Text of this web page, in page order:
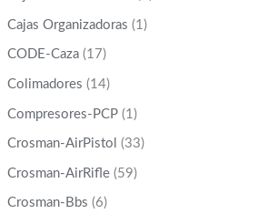
Cajas Organizadoras (1)
CODE-Caza (17)
Colimadores (14)
Compresores-PCP (1)
Crosman-AirPistol (33)
Crosman-AirRifle (59)
Crosman-Bbs (6)